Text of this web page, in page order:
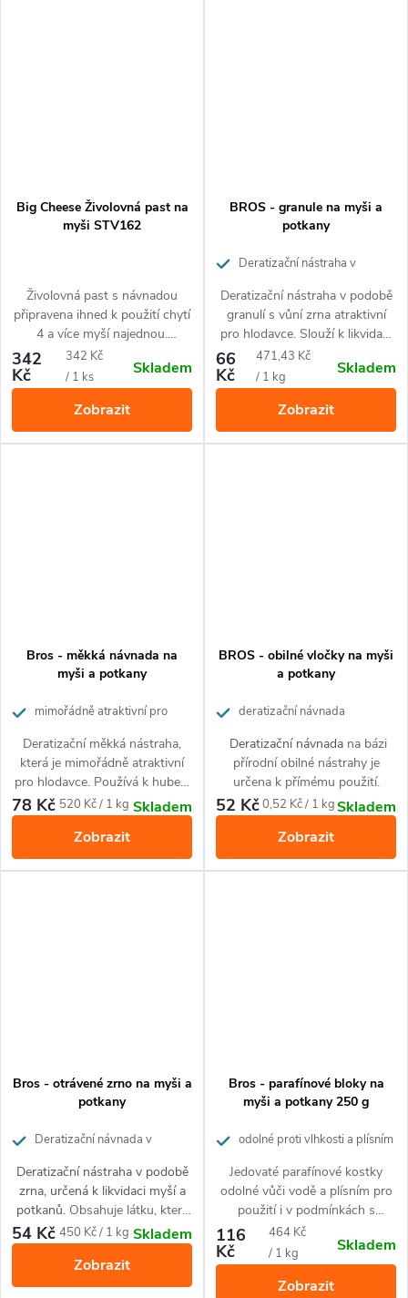
Big Cheese Živolovná past na
myši STV162
Živolovná past s návnadou
připravena ihned k použití chytí
4 a více myší najednou.
Průhledné posuvné víko
umožňuje snadnou kontrolu
odchytu a následně snadné
vypuštění lapených hlodavců
bez nutnosti manipulace s nimi.
342
Kč
Měrná
cena:
342 Kč
/ 1 ks
Skladem
Zobrazit
BROS - granule na myši a
potkany
Deratizační nástraha v
atraktivní pro hlodavce.
Deratizační nástraha v podobě
granulí s vůní zrna atraktivní
pro hlodavce. Slouží k likvidaci
myší uvnitř budov a hubení
potkanů uvnitř i v okolí budov.
66
Kč
Měrná
cena:
471,43 Kč
/ 1 kg
Skladem
Zobrazit
Bros - měkká návnada na
myši a potkany
mimořádně atraktivní pro
Deratizační měkká nástraha,
která je mimořádně atraktivní
pro hlodavce. Používá k hubení
potkana a myši domácí v
domácnostech a komunální
oblasti.
78 Kč Měrná
520 Kč / 1 kg Skladem
Zobrazit
BROS - obilné vločky na myši
a potkany
deratizační návnada
mimořádně atraktivní pro myši a
potkany
Deratizační návnadana bázi
přírodní obilné nástrahy je
určena k přímému použití.
52 KčMěrná
0,52 Kč / 1 kgSkladem
Zobrazit
Bros - otrávené zrno na myši a
potkany
Deratizační návnada v
myší a potkanů
Deratizační nástraha v podobě
zrna, určená k likvidaci myší a
potkanů.Obsahuje látku, která
hlodavce silně láká a účinně
hubí.
54 Kč Měrná
450 Kč / 1 kg Skladem
Zobrazit
Bros - parafínové bloky na
myši a potkany 250 g
odolné proti vlhkosti a plísním
Jedovaté parafínové kostky
odolné vůči vodě a plísním pro
použití i v podmínkách s
vysokou vlhkostí, jako jsou
kuchyně, vlhké sklepy nebo
otevřený terén. Působí proti
myším, potkanům a krysám.
116
Kč
Měrná
cena:
464 Kč
/ 1 kg
Skladem
Zobrazit